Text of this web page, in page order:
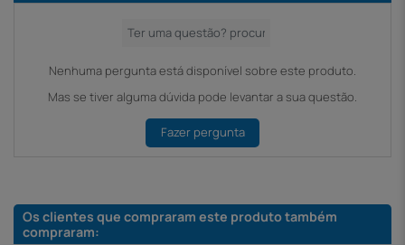
Nenhuma pergunta está disponível sobre este produto.
Mas se tiver alguma dúvida pode levantar a sua questão.
Fazer pergunta
Os clientes que compraram este produto também
compraram: